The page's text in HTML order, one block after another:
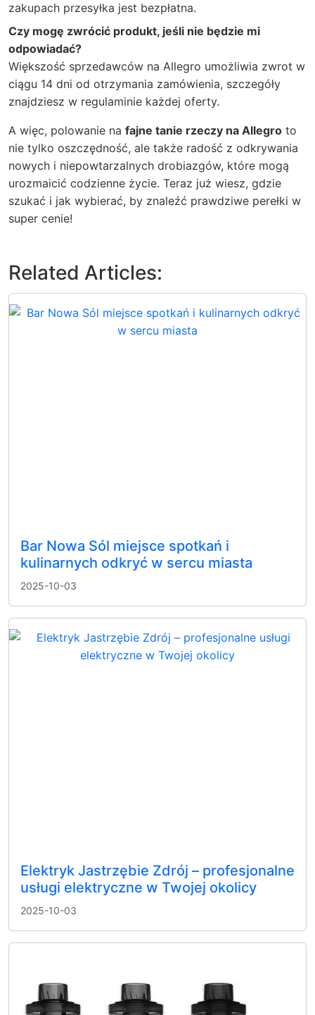
zakupach przesyłka jest bezpłatna.
Czy mogę zwrócić produkt, jeśli nie będzie mi
odpowiadać?
Większość sprzedawców na Allegro umożliwia zwrot w
ciągu 14 dni od otrzymania zamówienia, szczegóły
znajdziesz w regulaminie każdej oferty.
A więc, polowanie na fajne tanie rzeczy na Allegro to
nie tylko oszczędność, ale także radość z odkrywania
nowych i niepowtarzalnych drobiazgów, które mogą
urozmaicić codzienne życie. Teraz już wiesz, gdzie
szukać i jak wybierać, by znaleźć prawdziwe perełki w
super cenie!
Related Articles:
Bar Nowa Sól miejsce spotkań i
kulinarnych odkryć w sercu miasta
2025-10-03
Elektryk Jastrzębie Zdrój – profesjonalne
usługi elektryczne w Twojej okolicy
2025-10-03